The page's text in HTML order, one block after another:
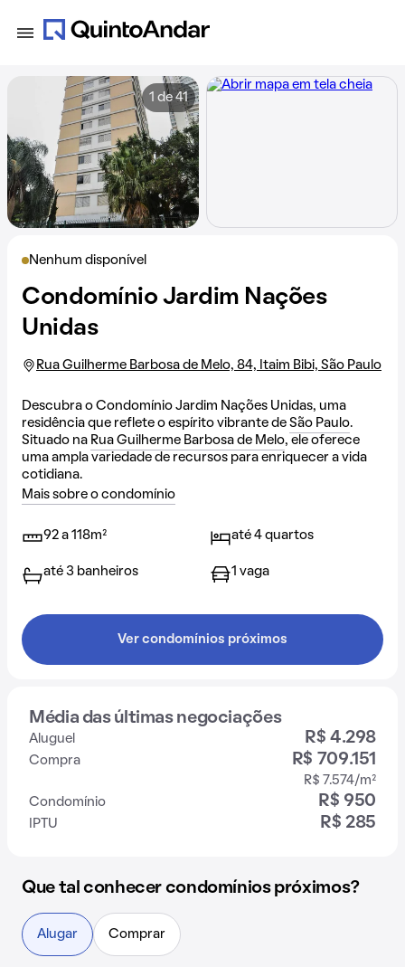
Nenhum disponível
Condomínio Jardim Nações
Unidas
Rua Guilherme Barbosa de Melo, 84, Itaim Bibi, São Paulo
Descubra o Condomínio Jardim Nações Unidas, uma
residência que reflete o espírito vibrante de São Paulo.
Situado na Rua Guilherme Barbosa de Melo, ele oferece
uma ampla variedade de recursos para enriquecer a vida
cotidiana.
Mais sobre o condomínio
92 a 118m² até 4 quartos
até 3 banheiros 1 vaga
Ver condomínios próximos
Média das últimas negociações
Aluguel R$ 4.298
Compra R$ 709.151
R$ 7.574/m²
Condomínio
R$ 950
IPTU R$ 285
1 de 41
Que tal conhecer condomínios próximos?
Alugar Comprar